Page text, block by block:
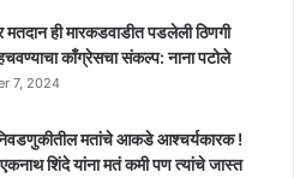
ही मारकडवाडीत पडलेली ठिणगी
काँग्रेसचा संकल्प: नाना पटोले
7, 2024
मतांचे आकडे आश्चर्यकारक !
एकनाथ शिंदे यांना मतं कमी पण त्यांचे जास्त